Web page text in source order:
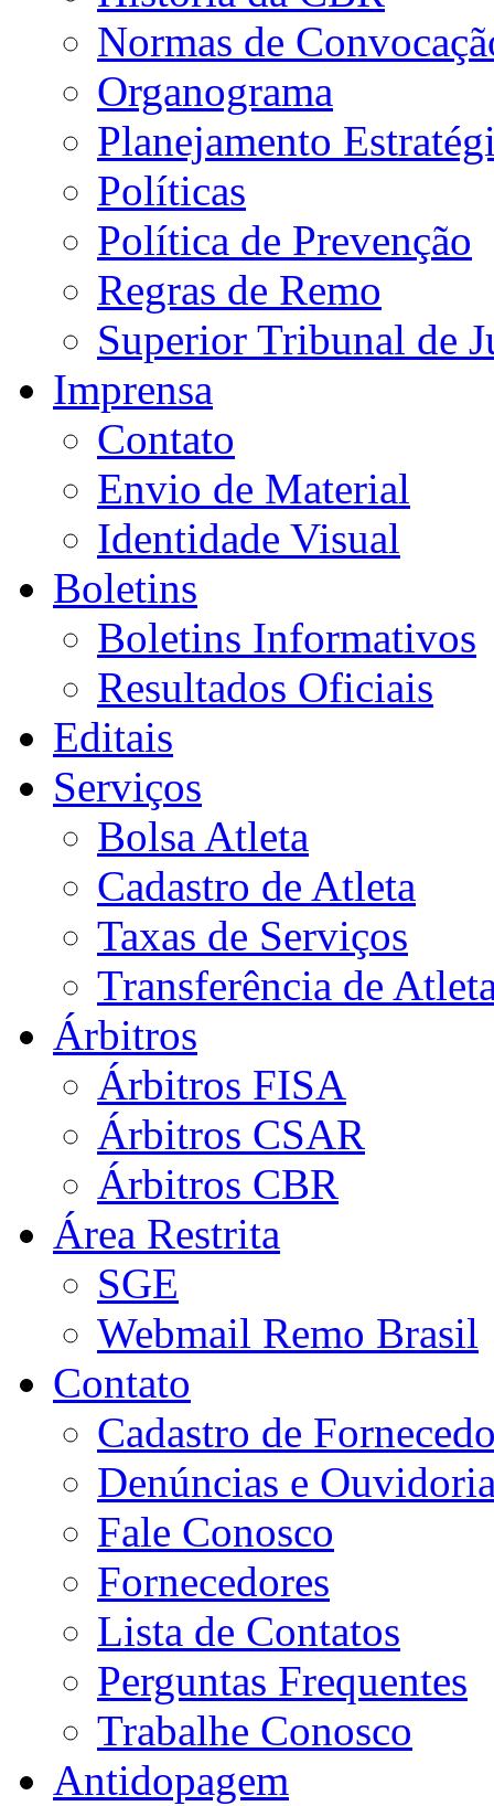
Normas de
Organograma
Planejamento
Políticas
Política de Prevenção
Regras de Remo
Superior Tribunal de
Imprensa
Contato
Envio de Material
Identidade Visual
Boletins
Boletins Informativos
Resultados Oficiais
Editais
Serviços
Bolsa Atleta
Cadastro de Atleta
Taxas de Serviços
Transferência de
Árbitros
Árbitros FISA
Árbitros CSAR
Árbitros CBR
Área Restrita
SGE
Webmail Remo Brasil
Contato
Cadastro de
Denúncias e
Fale Conosco
Fornecedores
Lista de Contatos
Perguntas Frequentes
Trabalhe Conosco
Antidopagem